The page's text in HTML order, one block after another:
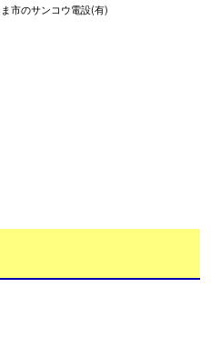
市のサンコウ電設(有)